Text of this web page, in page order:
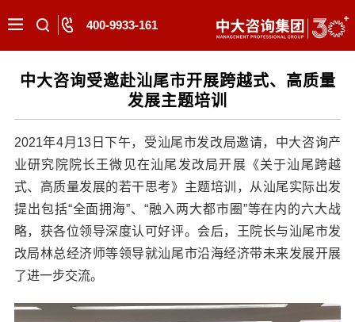
400-9933-161
中大咨询受邀赴汕尾市开展跨越式、高质量
发展主题培训
2021年4月13日下午，受汕尾市发改局邀请，中大咨询产
业研究院院长王微见在汕尾发改局开展《关于汕尾跨越
式、高质量发展的若干思考》主题培训，从汕尾实际出发
提出包括“全面拥海”、“融入两大都市圈”等在内的六大战
略，获各位领导深度认可好评。会后，王院长与汕尾市发
改局林总经济师等领导就汕尾市沿海经济带未来发展开展
了进一步交流。